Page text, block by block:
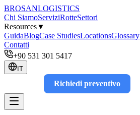
BROSANLOGISTICS
Chi SiamoServiziRotteSettori
Resources▼
GuidaBlogCase StudiesLocationsGlossary
Contatti
+90 531 301 5417
IT
Richiedi preventivo